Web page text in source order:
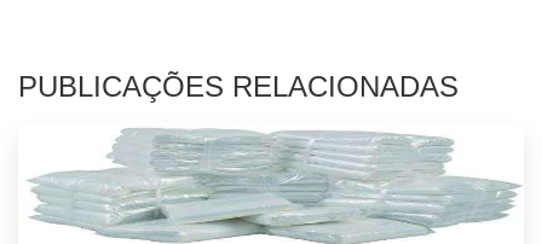
PUBLICAÇÕES RELACIONADAS